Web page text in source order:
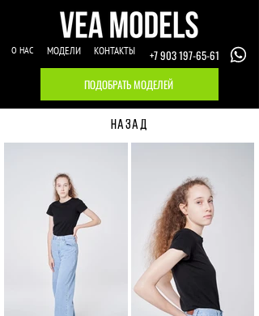
О НАС МОДЕЛИ КОНТАКТЫ
+7 903 197-65-61
ПОДОБРАТЬ МОДЕЛЕЙ
НАЗАД